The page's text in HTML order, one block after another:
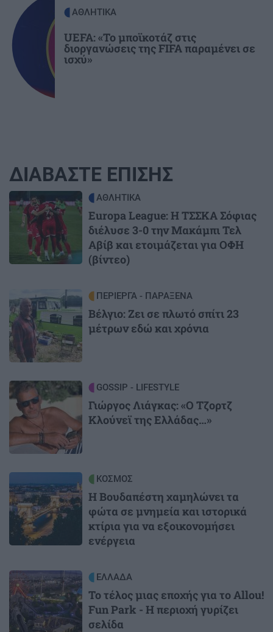
ΑΘΛΗΤΙΚΑ
UEFA: «Το μποϊκοτάζ στις
διοργανώσεις της FIFA παραμένει σε
ισχύ»
ΔΙΑΒΑΣΤΕ ΕΠΙΣΗΣ
Image ΑΘΛΗΤΙΚΑ
Europa League: Η ΤΣΣΚΑ Σόφιας
διέλυσε 3-0 την Μακάμπι Τελ
Αβίβ και ετοιμάζεται για ΟΦΗ
(βίντεο)
Image ΠΕΡΙΕΡΓΑ - ΠΑΡΑΞΕΝΑ
Βέλγιο: Ζει σε πλωτό σπίτι 23
μέτρων εδώ και χρόνια
Image GOSSIP - LIFESTYLE
Γιώργος Λιάγκας: «Ο Τζορτζ
Κλούνεϊ της Ελλάδας…»
ΚΟΣΜΟΣ
Η Βουδαπέστη χαμηλώνει τα
φώτα σε μνημεία και ιστορικά
κτίρια για να εξοικονομήσει
ενέργεια
Image ΕΛΛΑΔΑ
Το τέλος μιας εποχής για το Allou!
Fun Park - Η περιοχή γυρίζει
σελίδα